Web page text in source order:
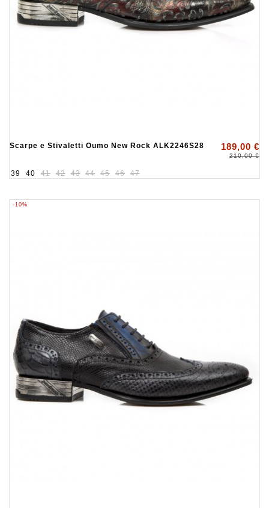
Scarpe e Stivaletti Oumo New Rock ALK2246S28 189,00 €
210,00 €
39 40 41 42 43 44 45 46 47
-10%